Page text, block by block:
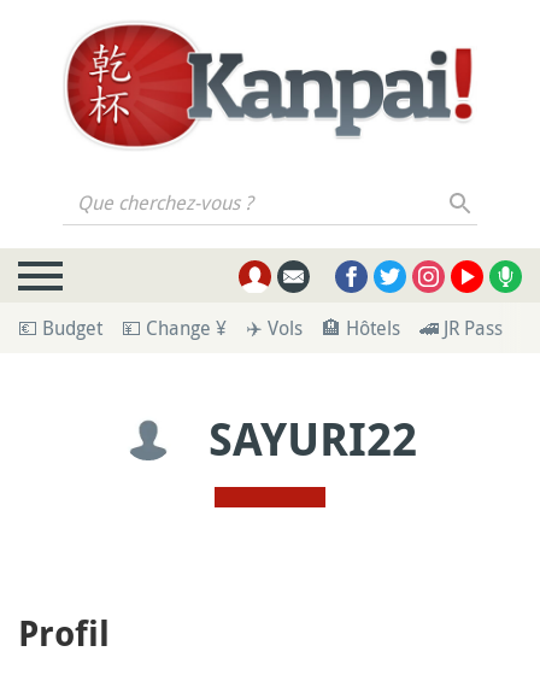
Que cherchez-vous ?
💶 Budget 💴 Change ¥ ✈️ Vols 🏨 Hôtels 🚄 JR Pass
SAYURI22
Profil